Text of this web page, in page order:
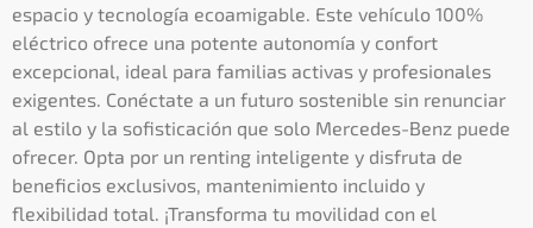
espacio y tecnología ecoamigable. Este vehículo 100%
eléctrico ofrece una potente autonomía y confort
excepcional, ideal para familias activas y profesionales
exigentes. Conéctate a un futuro sostenible sin renunciar
al estilo y la sofisticación que solo Mercedes-Benz puede
ofrecer. Opta por un renting inteligente y disfruta de
beneficios exclusivos, mantenimiento incluido y
flexibilidad total. ¡Transforma tu movilidad con el